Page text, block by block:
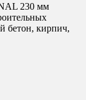
230 мм
бетон, кирпич,